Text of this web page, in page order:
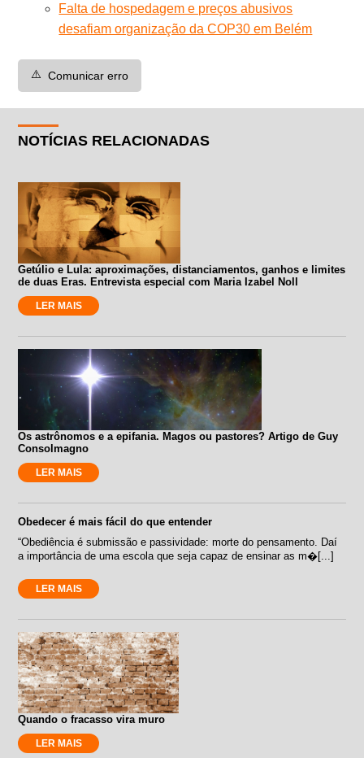
Falta de hospedagem e preços abusivos
desafiam organização da COP30 em Belém
⚠️ Comunicar erro
NOTÍCIAS RELACIONADAS
Getúlio e Lula: aproximações, distanciamentos, ganhos e limites
de duas Eras. Entrevista especial com Maria Izabel Noll
LER MAIS
Os astrônomos e a epifania. Magos ou pastores? Artigo de Guy
Consolmagno
LER MAIS
Obedecer é mais fácil do que entender
“Obediência é submissão e passividade: morte do pensamento. Daí
a importância de uma escola que seja capaz de ensinar as m�[...]
LER MAIS
Quando o fracasso vira muro
LER MAIS